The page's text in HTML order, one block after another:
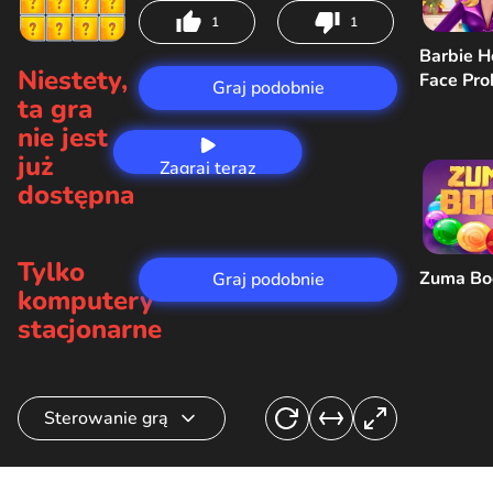
Zagraj teraz
1 1
Niestety,
ta gra
nie jest
już
dostępna
Graj podobnie
Tylko
komputery
stacjonarne
Graj podobnie
Barbie
Face
Zuma
Sterowanie grą